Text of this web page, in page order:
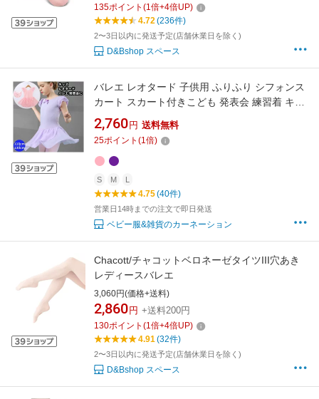
135ポイント (1倍+4倍UP)
4.72(236件)
2〜3日以内に発送予定(店舗休業日を除く)
D&Bshop スペース
バレエ レオタード 子供用 ふりふり シフォンス
カート スカート付きこども 発表会 練習着 キッ
ズ ピンク パープル 女の子 ジュニア 110cm
120cm 130cm レッスン 卒園式 入学式 バレエ
用品 新体操 ハロウィン 仮装 衣装 バレエ【バレ
エ】
2,760 円 送料無料
25ポイント (1倍)
S M L
4.75(40件)
営業日14時までの注文で即日発送
ベビー服&雑貨のカーネーション
Chacott/チャコットベロネーゼタイツIII穴あき
レディースバレエ
3,060円(価格+送料)
2,860 円 +送料200円
130ポイント (1倍+4倍UP)
4.91(32件)
2〜3日以内に発送予定(店舗休業日を除く)
D&Bshop スペース